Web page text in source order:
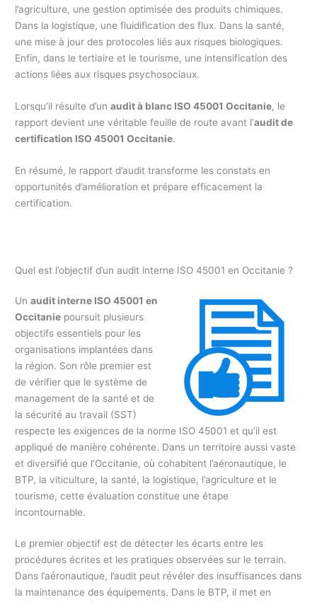
l’agriculture, une gestion optimisée des produits chimiques.
Dans la logistique, une fluidification des flux. Dans la santé,
une mise à jour des protocoles liés aux risques biologiques.
Enfin, dans le tertiaire et le tourisme, une intensification des
actions liées aux risques psychosociaux.
Lorsqu’il résulte d’unaudit à blanc ISO 45001 Occitanie, le
rapport devient une véritable feuille de route avant l’audit de
certification ISO 45001 Occitanie.
En résumé, le rapport d’audit transforme les constats en
opportunités d’amélioration et prépare efficacement la
certification.
Quel est l’objectif d’un audit interne ISO 45001 en Occitanie ?
Unaudit interne ISO 45001 en
Occitanie poursuit plusieurs
objectifs essentiels pour les
organisations implantées dans
la région. Son rôle premier est
de vérifier que le système de
management de la santé et de
la sécurité au travail (SST)
respecte les exigences de la norme ISO 45001 et qu’il est
appliqué de manière cohérente. Dans un territoire aussi vaste
et diversifié que l’Occitanie, où cohabitent l’aéronautique, le
BTP, la viticulture, la santé, la logistique, l’agriculture et le
tourisme, cette évaluation constitue une étape
incontournable.
Le premier objectif est de détecter les écarts entre les
procédures écrites et les pratiques observées sur le terrain.
Dans l’aéronautique, l’audit peut révéler des insuffisances dans
la maintenance des équipements. Dans le BTP, il met en